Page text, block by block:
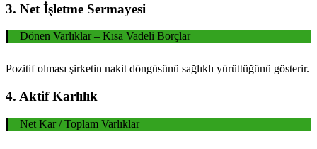
3. Net İşletme Sermayesi
Dönen Varlıklar – Kısa Vadeli Borçlar
Pozitif olması şirketin nakit döngüsünü sağlıklı yürüttüğünü gösterir.
4. Aktif Karlılık
Net Kar / Toplam Varlıklar